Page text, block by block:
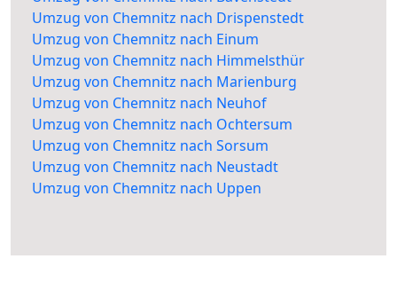
Umzug von Chemnitz nach Drispenstedt
Umzug von Chemnitz nach Einum
Umzug von Chemnitz nach Himmelsthür
Umzug von Chemnitz nach Marienburg
Umzug von Chemnitz nach Neuhof
Umzug von Chemnitz nach Ochtersum
Umzug von Chemnitz nach Sorsum
Umzug von Chemnitz nach Neustadt
Umzug von Chemnitz nach Uppen